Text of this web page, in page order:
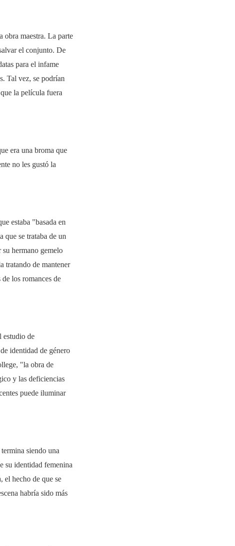
obra maestra. La parte
el conjunto. De
para el infame
Tal vez, se podrían
la película fuera
era una broma que
no les gustó la
estaba "basada en
que se trataba de un
hermano gemelo
tratando de mantener
los romances de
estudio de
identidad de género
"la obra de
y las deficiencias
puede iluminar
siendo una
su identidad femenina
el hecho de que se
habría sido más